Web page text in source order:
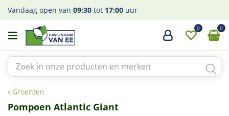
a
Groenten
Vandaag open van 09:30 tot 17:00 uur
Pompoen Atlantic Giant